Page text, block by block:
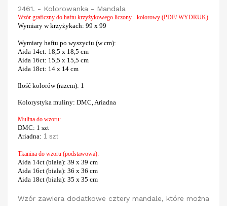
2461. - Kolorowanka - Mandala
Wzór graficzny do haftu krzyżykowego liczony - kolorowy (PDF/ WYDRUK)
Wymiary w krzyżykach: 99 x 99
Wymiary haftu po wyszyciu (w cm):
Aida 14ct: 18,5 x 18,5 cm
Aida 16ct: 15,5 x 15,5 cm
Aida 18ct: 14 x 14 cm
Ilość kolorów (razem): 1
Kolorystyka muliny: DMC, Ariadna
Mulina do wzoru:
DMC: 1 szt
Ariadna: 1 szt
Tkanina do wzoru (podstawowa):
Aida 14ct (biała): 39 x 39 cm
Aida 16ct (biała): 36 x 36 cm
Aida 18ct (biała): 35 x 35 cm
Wzór zawiera dodatkowe cztery mandale, które można